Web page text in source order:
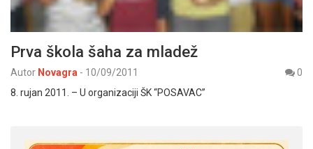
Prva škola šaha za mladež
Autor Novagra - 10/09/2011
0
8. rujan 2011. – U organizaciji ŠK “POSAVAC”